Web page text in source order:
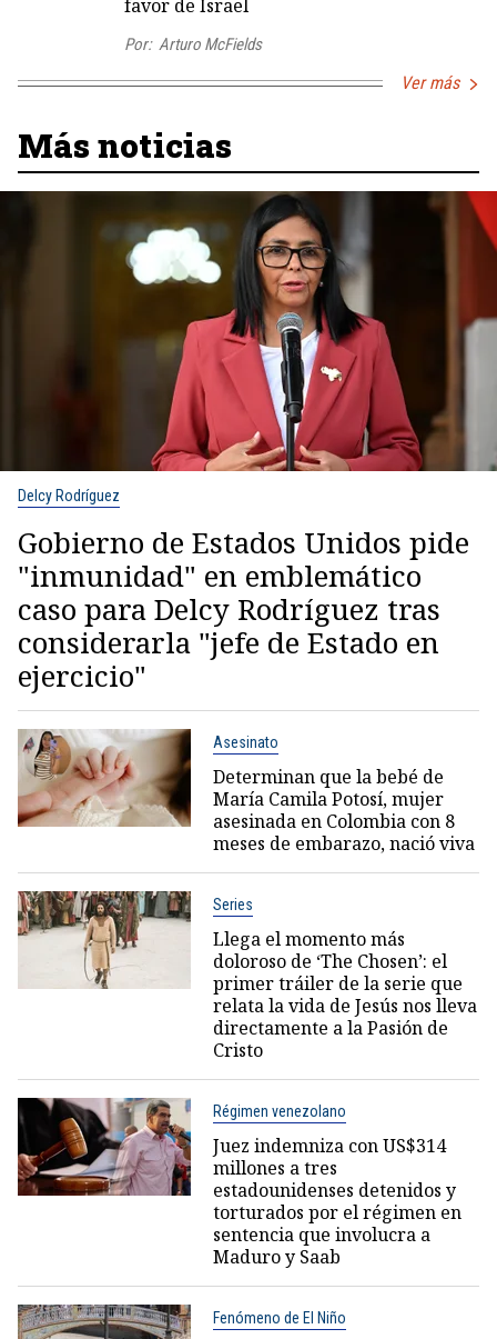
favor de Israel
Por: Arturo McFields
Ver más
Más noticias
Delcy Rodríguez
Gobierno de Estados Unidos pide
"inmunidad" en emblemático
caso para Delcy Rodríguez tras
considerarla "jefe de Estado en
ejercicio"
Asesinato
Determinan que la bebé de
María Camila Potosí, mujer
asesinada en Colombia con 8
meses de embarazo, nació viva
Series
Llega el momento más
doloroso de ‘The Chosen’: el
primer tráiler de la serie que
relata la vida de Jesús nos lleva
directamente a la Pasión de
Cristo
Régimen venezolano
Juez indemniza con US$314
millones a tres
estadounidenses detenidos y
torturados por el régimen en
sentencia que involucra a
Maduro y Saab
Fenómeno de El Niño